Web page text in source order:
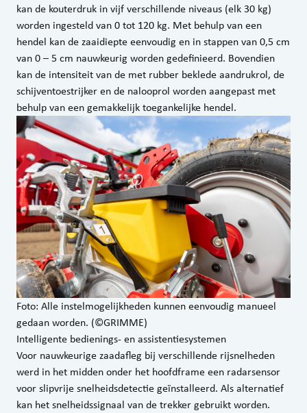
kan de kouterdruk in vijf verschillende niveaus (elk 30 kg)
worden ingesteld van 0 tot 120 kg. Met behulp van een
hendel kan de zaaidiepte eenvoudig en in stappen van 0,5 cm
van 0 – 5 cm nauwkeurig worden gedefinieerd. Bovendien
kan de intensiteit van de met rubber beklede aandrukrol, de
schijventoestrijker en de nalooprol worden aangepast met
behulp van een gemakkelijk toegankelijke hendel.
Foto: Alle instelmogelijkheden kunnen eenvoudig manueel
gedaan worden. (©GRIMME)
Intelligente bedienings- en assistentiesystemen
Voor nauwkeurige zaadafleg bij verschillende rijsnelheden
werd in het midden onder het hoofdframe een radarsensor
voor slipvrije snelheidsdetectie geïnstalleerd. Als alternatief
kan het snelheidssignaal van de trekker gebruikt worden.